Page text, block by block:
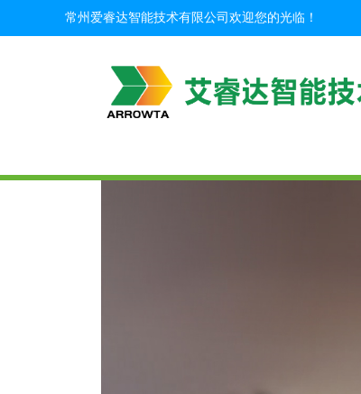
常州爱睿达智能技术有限公司欢迎您的光临！